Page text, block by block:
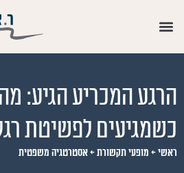
הרגע המכריע הגיע:
כשמגיעים לפשיטת
ראשי← מופעי תקשורת←אסטרטגיה משפטית